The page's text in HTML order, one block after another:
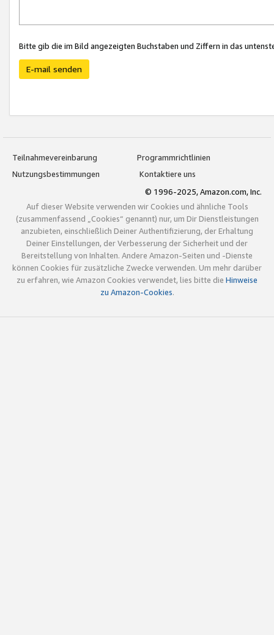
Bitte gib die im Bild angezeigten Buchstaben und Ziffern in das
E-mail senden
Teilnahmevereinbarung
Programmrichtlinien
Nutzungsbestimmungen
Kontaktiere uns
© 1996-2025, Amazon.com, Inc.
Auf dieser Website verwenden wir Cookies und ähnliche Tools
(zusammenfassend „Cookies“ genannt) nur, um Dir Dienstleistungen
anzubieten, einschließlich Deiner Authentifizierung, der Erhaltung
Deiner Einstellungen, der Verbesserung der Sicherheit und der
Bereitstellung von Inhalten. Andere Amazon-Seiten und -Dienste
können Cookies für zusätzliche Zwecke verwenden. Um mehr darüber
zu erfahren, wie Amazon Cookies verwendet, lies bitte die Hinweise
zu Amazon-Cookies.